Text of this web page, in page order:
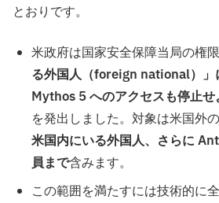
とおりです。
米政府は国家安全保障当局の権限
る外国人（foreign national）」
Mythos 5 へのアクセスも停止せ
を発出しました。対象は米国外
米国内にいる外国人、さらに
員まで含みます。
この範囲を満たすには技術的に